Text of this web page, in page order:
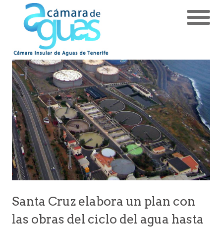
Santa Cruz elabora un plan con
las obras del ciclo del agua hasta